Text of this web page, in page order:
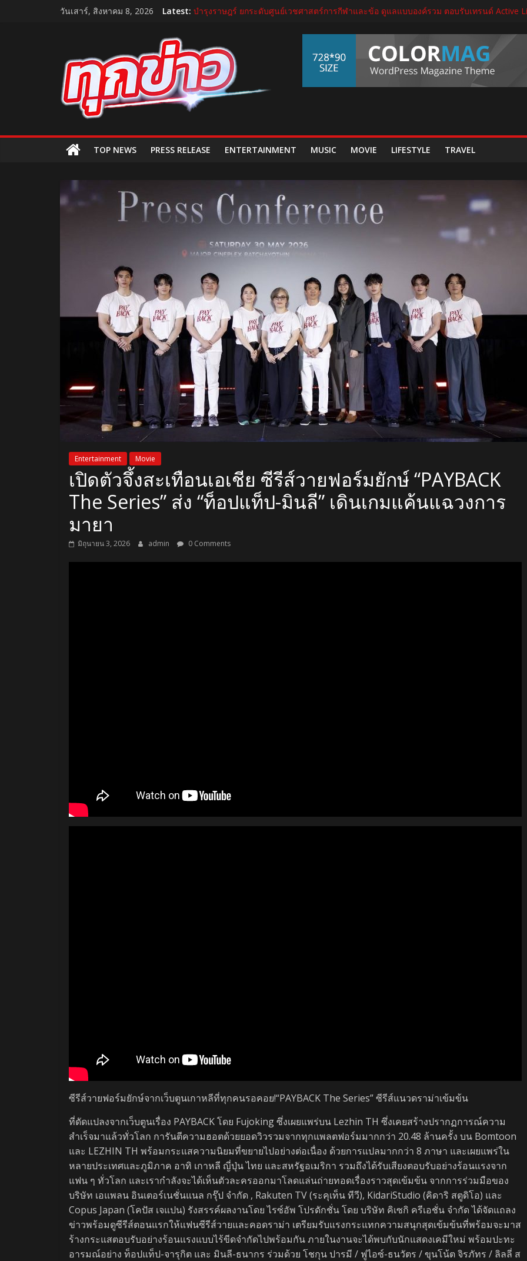
วันเสาร์, สิงหาคม 8, 2026 Latest: บำรุงราษฎร์ ยกระดับศูนย์เวชศาสตร์การกีฬาและข้อ ดูแลแบบองค์รวม ตอบรับเทรนด์ Active
“GDH” เปิดโผโปรเจกต์ใหม่ใน “GDH CIRCLES Feel Good โคจรความสุข สนุกกว่าที่เคย”
TukKhao
AllNews
TOP NEWS PRESS RELEASE ENTERTAINMENT MUSIC MOVIE LIFESTYLE TRAVEL
Entertainment Movie
เปิดตัวจึ้งสะเทือนเอเชีย ซีรีส์วายฟอร์มยักษ์ “PAYBACK
The Series” ส่ง “ท็อปแท็ป-มินลี” เดินเกมแค้นแฉวงการ
มายา
มิถุนายน 3, 2026 admin 0 Comments
ซีรีส์วายฟอร์มยักษ์จากเว็บตูนเกาหลีที่ทุกคนรอคอย!“PAYBACK The Series” ซีรีส์แนวดราม่าเข้มข้น
ที่ดัดแปลงจากเว็บตูนเรื่อง PAYBACK โดย Fujoking ซึ่งเผยแพร่บน Lezhin TH ซึ่งเคยสร้างปรากฏการณ์ความ
สำเร็จมาแล้วทั่วโลก การันตีความฮอตด้วยยอดวิวรวมจากทุกแพลตฟอร์มมากกว่า 20.48 ล้านครั้ง บน Bomtoon
และ LEZHIN TH พร้อมกระแสความนิยมที่ขยายไปอย่างต่อเนื่อง ด้วยการแปลมากกว่า 8 ภาษา และเผยแพร่ใน
หลายประเทศและภูมิภาค อาทิ เกาหลี ญี่ปุ่น ไทย และสหรัฐอเมริกา รวมถึงได้รับเสียงตอบรับอย่างร้อนแรงจาก
แฟน ๆ ทั่วโลก และเรากำลังจะได้เห็นตัวละครออกมาโลดแล่นถ่ายทอดเรื่องราวสุดเข้มข้น จากการร่วมมือของ
บริษัท เอแพลน อินเตอร์เนชั่นแนล กรุ๊ป จำกัด , Rakuten TV (ระคุเท็น ทีวี), KidariStudio (คิดาริ สตูดิโอ) และ
Copus Japan (โคปัส เจแปน) รังสรรค์ผลงานโดย ไรซ์อัพ โปรดักชั่น โดย บริษัท คิเซกิ ครีเอชั่น จำกัด ได้จัดแถลง
ข่าวพร้อมดูซีรีส์ตอนแรกให้แฟนซีรีส์วายและคอดราม่า เตรียมรับแรงกระแทกความสนุกสุดเข้มข้นที่พร้อมจะมาส
ร้างกระแสตอบรับอย่างร้อนแรงแบบไร้ขีดจำกัดไปพร้อมกัน ภายในงานจะได้พบกับนักแสดงเคมีใหม่ พร้อมปะทะ
อารมณ์อย่าง ท็อปแท็ป-จารุกิต และ มินลี-ธนากร ร่วมด้วย โชกุน ปารมี / ฟูไอซ์-ธนวัตร / ขุนโน้ต จิรภัทร / ลิลลี่ ส